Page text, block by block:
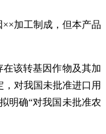
加工制成，但本产品
该转基因作物及其加
对我国未批准进口用
明确“对我国未批准农